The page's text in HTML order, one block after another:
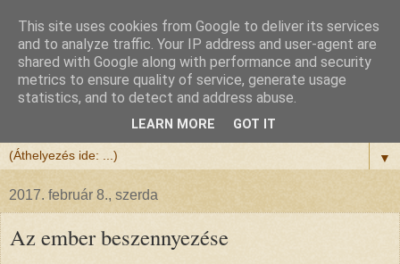
Félix atya
Szeretettel köszöntöm a honlapomra ellátogatót.
▼
2017. február 8., szerda
Az ember beszennyezése
This site uses cookies from Google to deliver its services
and to analyze traffic. Your IP address and user-agent are
shared with Google along with performance and security
metrics to ensure quality of service, generate usage
statistics, and to detect and address abuse.
LEARN MORE GOT IT